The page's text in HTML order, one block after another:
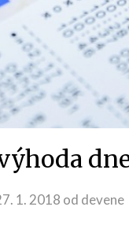
1. 2018 od devene